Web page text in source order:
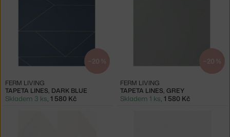
−20 %
TAPETA LINES, DARK BLUE
FERM LIVING
Skladem 3 ks 1 580 Kč
−20 %
TAPETA LINES, GREY
FERM LIVING
Skladem 1 ks 1 580 Kč